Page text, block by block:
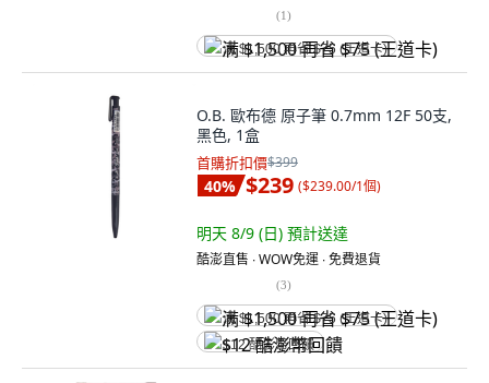
(1)
满 $1,500 再省 $75 (王道卡)
O.B. 歐布德 原子筆 0.7mm 12F 50支,
黑色, 1盒
首購折扣價$399
40% $239 ($239.00/1個)
明天 8/9 (日) 預計送達
酷澎直售 ∙ WOW免運 ∙ 免費退貨
(3)
满 $1,500 再省 $75 (王道卡)
$12 酷澎幣回饋